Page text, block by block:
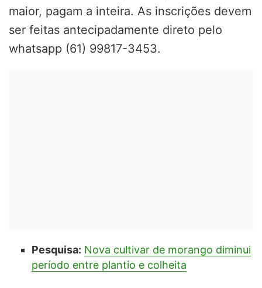
maior, pagam a inteira. As inscrições devem
ser feitas antecipadamente direto pelo
whatsapp (61) 99817-3453.
Pesquisa: Nova cultivar de morango diminui
período entre plantio e colheita